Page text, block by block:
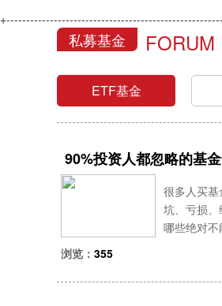
私募基金 FORUM
ETF基金
90%投资人都忽略的基
很多人买
坑、亏损、
哪些绝对
浏览： 355